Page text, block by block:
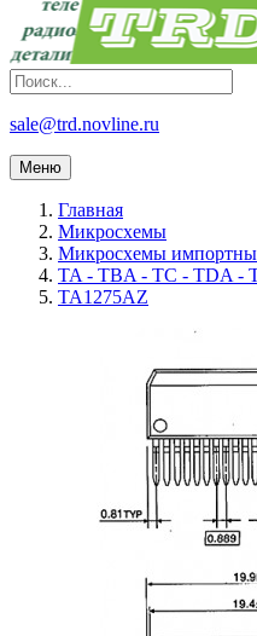
sale@trd.novline.ru
Меню
Главная
Микросхемы
Микросхемы
TA - TBA - TC - TDA -
TA1275AZ